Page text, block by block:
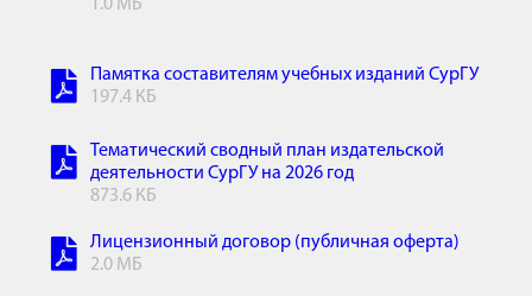
1.0 МБ
Памятка составителям учебных изданий СурГУ
197.4 КБ
Тематический сводный план издательской
деятельности СурГУ на 2026 год
873.6 КБ
Лицензионный договор (публичная оферта)
2.0 МБ